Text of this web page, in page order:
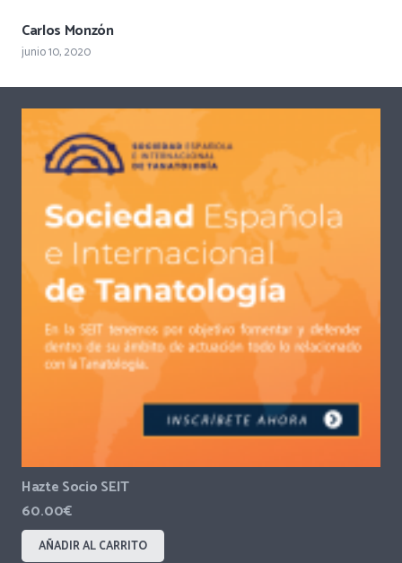
Carlos Monzón
junio 10, 2020
Hazte Socio SEIT
60.00€
AÑADIR AL CARRITO